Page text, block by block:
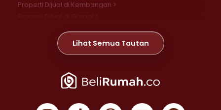
Properti Dijual di Kembangan >
Properti Dijual di Meruya >
Properti Dijual di Jelambar >
Properti Dijual di Jakarta Pusat >
Properti Dijual di Gambir >
Lihat Semua Tautan